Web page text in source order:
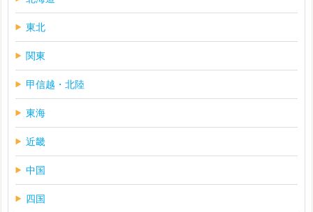
東北
関東
甲信越・北陸
東海
近畿
中国
四国